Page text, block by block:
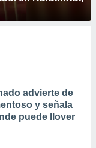
advierte de
y señala
puede llover